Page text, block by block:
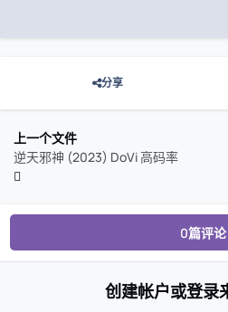
分享
上一个文件
逆天邪神 (2023) DoVi 高码率
0篇评论
创建帐户或登录